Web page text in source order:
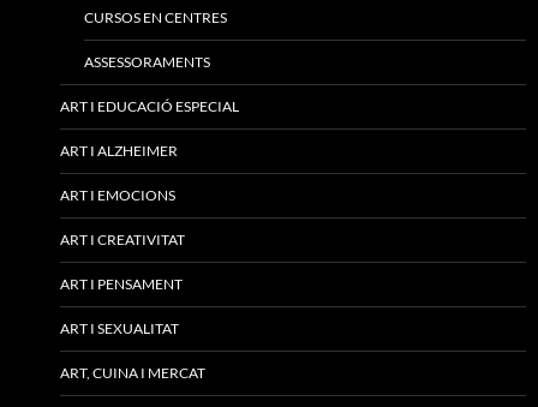
CURSOS EN CENTRES
ASSESSORAMENTS
ART I EDUCACIÓ ESPECIAL
ART I ALZHEIMER
ART I EMOCIONS
ART I CREATIVITAT
ART I PENSAMENT
ART I SEXUALITAT
ART, CUINA I MERCAT